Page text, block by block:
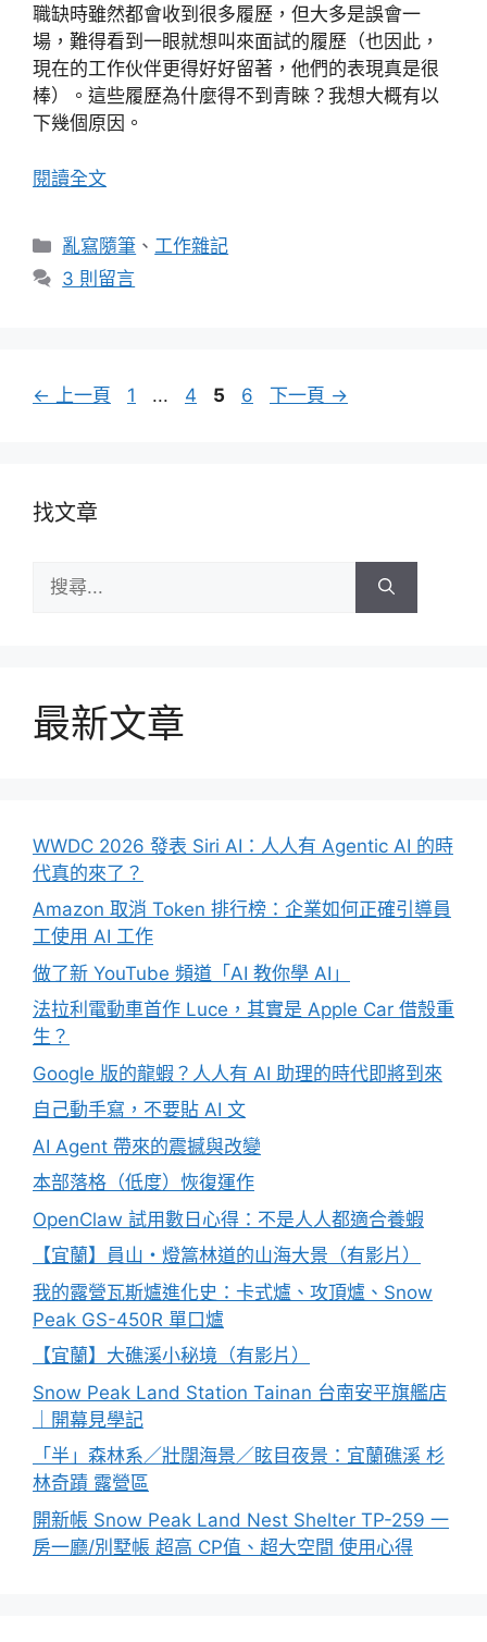
職缺時雖然都會收到很多履歷，但大多是誤會一
場，難得看到一眼就想叫來面試的履歷（也因此，
現在的工作伙伴更得好好留著，他們的表現真是很
棒）。這些履歷為什麼得不到青睞？我想大概有以
下幾個原因。
閱讀全文
分
類
亂寫隨筆 、 工作雜記
3 則留言
← 上一頁
頁
1 ...
頁
4
頁
5
頁
6 下一頁 →
找文章
尋:
最新文章
WWDC 2026 發表 Siri AI：人人有 Agentic AI 的時
代真的來了？
Amazon 取消 Token 排行榜：企業如何正確引導員
工使用 AI 工作
做了新 YouTube 頻道「AI 教你學 AI」
法拉利電動車首作 Luce，其實是 Apple Car 借殼重
生？
Google 版的龍蝦？人人有 AI 助理的時代即將到來
自己動手寫，不要貼 AI 文
AI Agent 帶來的震撼與改變
本部落格（低度）恢復運作
OpenClaw 試用數日心得：不是人人都適合養蝦
【宜蘭】員山・燈篙林道的山海大景（有影片）
我的露營瓦斯爐進化史：卡式爐、攻頂爐、Snow
Peak GS-450R 單口爐
【宜蘭】大礁溪小秘境（有影片）
Snow Peak Land Station Tainan 台南安平旗艦店
｜開幕見學記
「半」森林系／壯闊海景／眩目夜景：宜蘭礁溪 杉
林奇蹟 露營區
開新帳 Snow Peak Land Nest Shelter TP-259 一
房一廳/別墅帳 超高 CP值、超大空間 使用心得